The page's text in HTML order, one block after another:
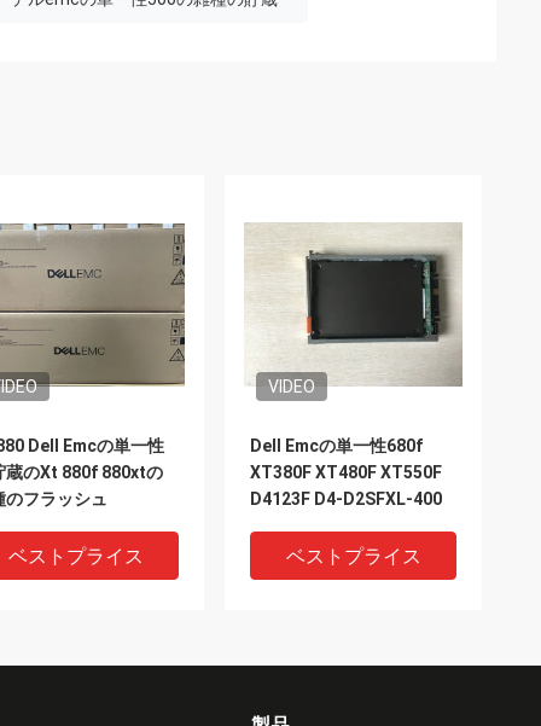
Dell Emcの単一性
蔵のXt 880f 880xtの
のフラッシュ
ベストプライス
VIDEO
Dell Emcの単一性680f
XT380F XT480F XT550F
D4123F D4-D2SFXL-400
ベストプライス